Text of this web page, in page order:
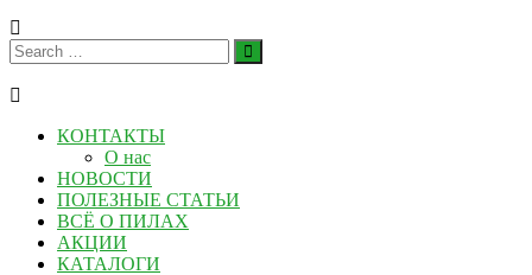
КОНТАКТЫ
О нас
НОВОСТИ
ПОЛЕЗНЫЕ СТАТЬИ
ВСЁ О ПИЛАХ
АКЦИИ
КАТАЛОГИ